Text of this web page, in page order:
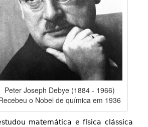
Peter Joseph Debye (1884 - 1966)
o Nobel de química em 1936
matemática e física clássica